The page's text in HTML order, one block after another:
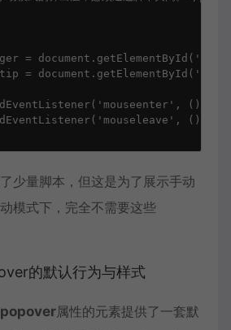
=
=
() =>
() =>
少量脚本，但这是为了展示手动
模式下，完全不需要这些
的默认行为与样式
popover属性的元素提供了一套默